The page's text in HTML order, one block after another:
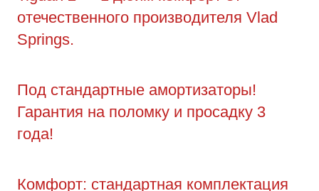
отечественного производителя Vlad
Springs.
Под стандартные амортизаторы!
Гарантия на поломку и просадку 3
года!
Комфорт: стандартная комплектация